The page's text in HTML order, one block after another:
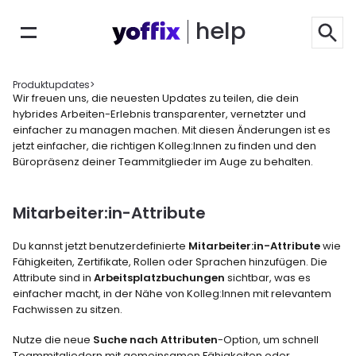
help
Produktupdates>
Wir freuen uns, die neuesten Updates zu teilen, die dein
hybrides Arbeiten-Erlebnis transparenter, vernetzter und
einfacher zu managen machen. Mit diesen Änderungen ist es
jetzt einfacher, die richtigen Kolleg:Innen zu finden und den
Büropräsenz deiner Teammitglieder im Auge zu behalten.
Mitarbeiter:in-Attribute
Du kannst jetzt benutzerdefinierte Mitarbeiter:in-Attribute wie
Fähigkeiten, Zertifikate, Rollen oder Sprachen hinzufügen. Die
Attribute sind in Arbeitsplatzbuchungen sichtbar, was es
einfacher macht, in der Nähe von Kolleg:Innen mit relevantem
Fachwissen zu sitzen.
Nutze die neue Suche nach Attributen-Option, um schnell